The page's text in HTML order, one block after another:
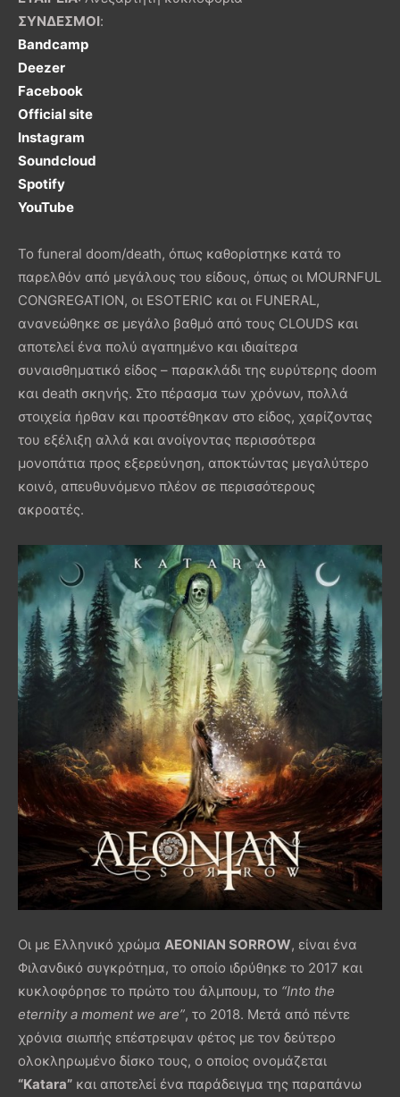
ΣΥΝΔΕΣΜΟΙ:
Bandcamp
Deezer
Facebook
Official site
Instagram
Soundcloud
Spotify
YouTube
Το funeral doom/death, όπως καθορίστηκε κατά το
παρελθόν από μεγάλους του είδους, όπως οι MOURNFUL
CONGREGATION, οι ESOTERIC και οι FUNERAL,
ανανεώθηκε σε μεγάλο βαθμό από τους CLOUDS και
αποτελεί ένα πολύ αγαπημένο και ιδιαίτερα
συναισθηματικό είδος – παρακλάδι της ευρύτερης doom
και death σκηνής. Στο πέρασμα των χρόνων, πολλά
στοιχεία ήρθαν και προστέθηκαν στο είδος, χαρίζοντας
του εξέλιξη αλλά και ανοίγοντας περισσότερα
μονοπάτια προς εξερεύνηση, αποκτώντας μεγαλύτερο
κοινό, απευθυνόμενο πλέον σε περισσότερους
ακροατές.
Οι με Ελληνικό χρώμα AEONIAN SORROW, είναι ένα
Φιλανδικό συγκρότημα, το οποίο ιδρύθηκε το 2017 και
κυκλοφόρησε το πρώτο του άλμπουμ, το “Into the
eternity a moment we are”, το 2018. Μετά από πέντε
χρόνια σιωπής επέστρεψαν φέτος με τον δεύτερο
ολοκληρωμένο δίσκο τους, ο οποίος ονομάζεται
“Katara” και αποτελεί ένα παράδειγμα της παραπάνω